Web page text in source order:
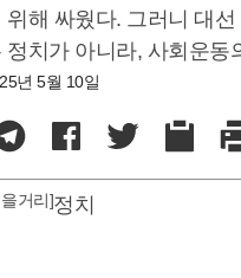
위해 싸웠다. 그러니 대
정치가 아니라, 사회운동
년 5월 10일
거리]정치